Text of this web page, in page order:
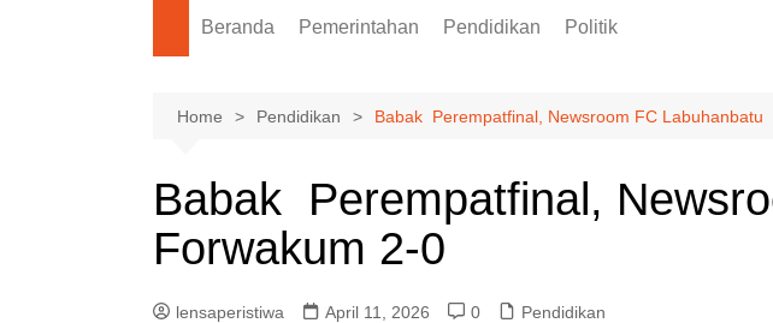
Beranda Pemerintahan Pendidikan Politik
Home Pendidikan Babak Perempatfinal, Newsroom FC
Babak Perempatfinal,
Forwakum 2-0
lensaperistiwa April 11, 2026 0 Pendidikan